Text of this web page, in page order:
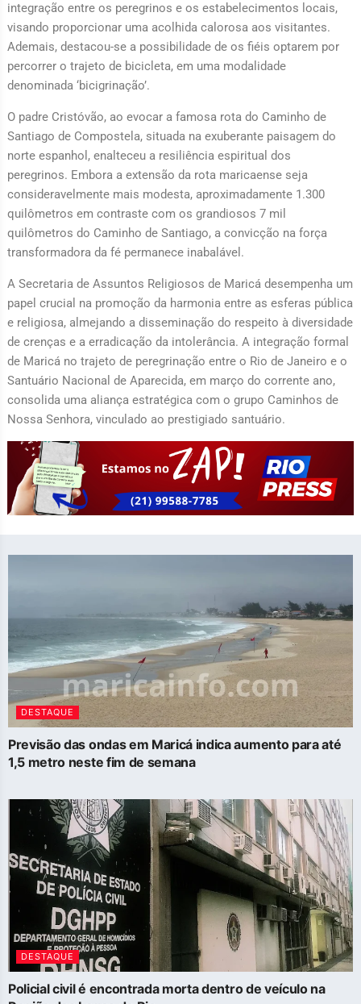
integração entre os peregrinos e os estabelecimentos locais,
visando proporcionar uma acolhida calorosa aos visitantes.
Ademais, destacou-se a possibilidade de os fiéis optarem por
percorrer o trajeto de bicicleta, em uma modalidade
denominada ‘bicigrinação’.
O padre Cristóvão, ao evocar a famosa rota do Caminho de
Santiago de Compostela, situada na exuberante paisagem do
norte espanhol, enalteceu a resiliência espiritual dos
peregrinos. Embora a extensão da rota maricaense seja
consideravelmente mais modesta, aproximadamente 1.300
quilômetros em contraste com os grandiosos 7 mil
quilômetros do Caminho de Santiago, a convicção na força
transformadora da fé permanece inabalável.
A Secretaria de Assuntos Religiosos de Maricá desempenha um
papel crucial na promoção da harmonia entre as esferas pública
e religiosa, almejando a disseminação do respeito à diversidade
de crenças e a erradicação da intolerância. A integração formal
de Maricá no trajeto de peregrinação entre o Rio de Janeiro e o
Santuário Nacional de Aparecida, em março do corrente ano,
consolida uma aliança estratégica com o grupo Caminhos de
Nossa Senhora, vinculado ao prestigiado santuário.
DESTAQUE
Previsão das ondas em Maricá indica aumento para até
1,5 metro neste fim de semana
DESTAQUE
Policial civil é encontrada morta dentro de veículo na